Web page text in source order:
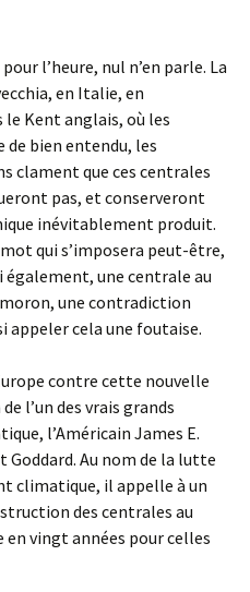
l’heure, nul n’en parle. La
en Italie, en
le Kent anglais, où les
de bien entendu, les
clament que ces centrales
pas, et conserveront
inévitablement produit.
qui s’imposera peut-être,
également, une centrale au
une contradiction
appeler cela une foutaise.
contre cette nouvelle
l’un des vrais grands
l’Américain James E.
Au nom de la lutte
climatique, il appelle à un
des centrales au
vingt années pour celles